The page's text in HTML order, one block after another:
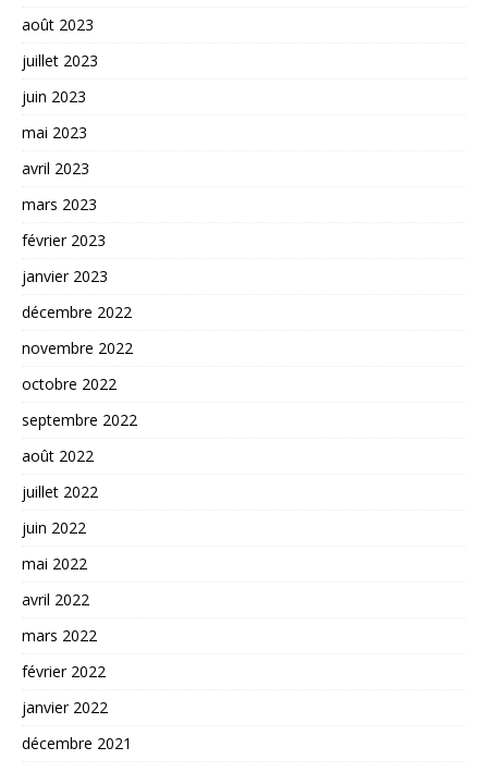
août 2023
juillet 2023
juin 2023
mai 2023
avril 2023
mars 2023
février 2023
janvier 2023
décembre 2022
novembre 2022
octobre 2022
septembre 2022
août 2022
juillet 2022
juin 2022
mai 2022
avril 2022
mars 2022
février 2022
janvier 2022
décembre 2021